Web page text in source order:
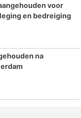
voor
en bedreiging
na